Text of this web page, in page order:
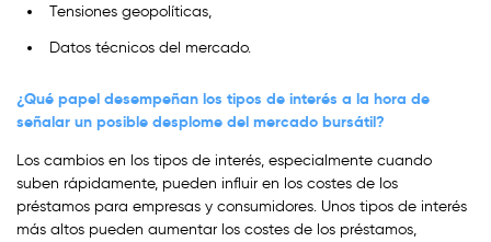
Tensiones geopolíticas,
Datos técnicos del mercado.
¿Qué papel desempeñan los tipos de interés a la hora de
señalar un posible desplome del mercado bursátil?
Los cambios en los tipos de interés, especialmente cuando
suben rápidamente, pueden influir en los costes de los
préstamos para empresas y consumidores. Unos tipos de interés
más altos pueden aumentar los costes de los préstamos,